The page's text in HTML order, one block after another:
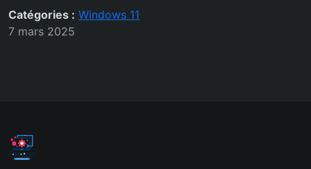
Catégories : Windows 11
7 mars 2025